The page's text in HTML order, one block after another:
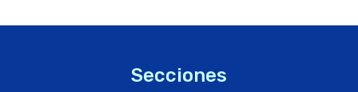
Secciones